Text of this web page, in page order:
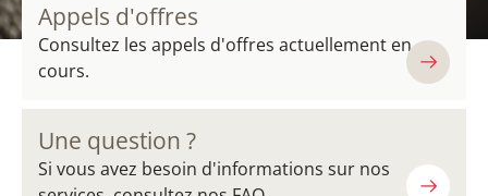
Appels d'offres
Consultez les appels d'offres actuellement en
cours.
Une question ?
Si vous avez besoin d'informations sur nos